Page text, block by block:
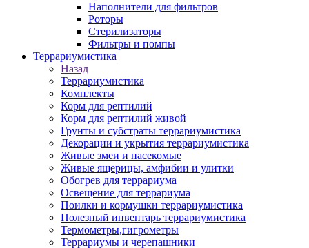
Наполнители для фильтров
Роторы
Стерилизаторы
Фильтры и помпы
Террариумистика
Назад
Террариумистика
Комплекты
Корм для рептилий
Корм для рептилий живой
Грунты и субстраты террариумистика
Декорации и укрытия террариумистика
Живые змеи и насекомые
Живые ящерицы, амфибии и улитки
Обогрев для террариума
Освещение для террариума
Поилки и кормушки террариумистика
Полезный инвентарь террариумистика
Термометры,гигрометры
Террариумы и черепашники